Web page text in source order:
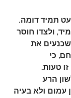
תמיד דומה.
ולצדו חוסר
את
כי
טעות.
הרע
עמום ולא בעיה